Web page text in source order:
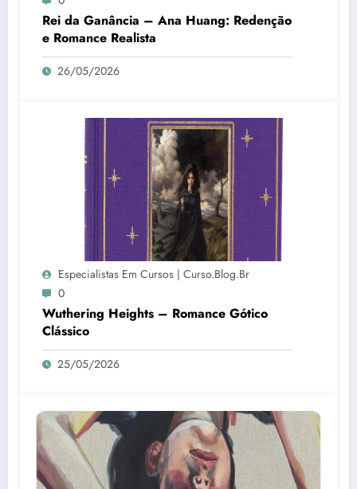
Rei da Ganância – Ana Huang: Redenção
e Romance Realista
26/05/2026
Especialistas Em Cursos | Curso.blog.br
0
Wuthering Heights – Romance Gótico
Clássico
25/05/2026